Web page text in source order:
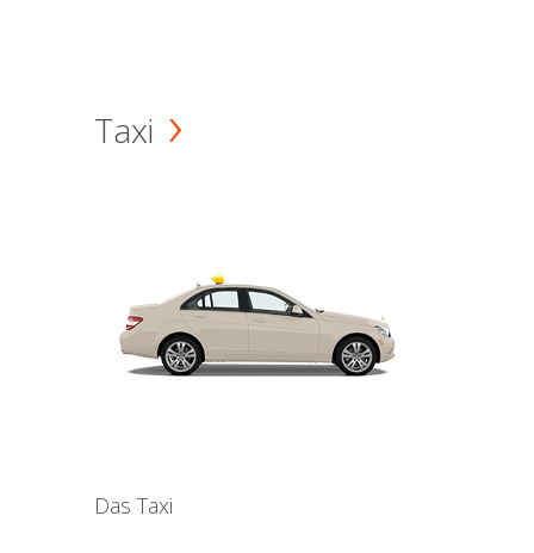
Taxi
Das Taxi